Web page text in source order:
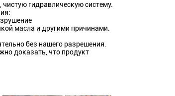
гидравлическую систему.
масла и другими причинами.
без нашего разрешения.
доказать, что продукт